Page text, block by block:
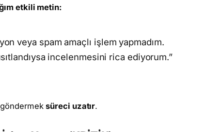
etkili metin:
veya spam amaçlı işlem yapmadım.
incelenmesini rica ediyorum.”
göndermeksüreci uzatır.